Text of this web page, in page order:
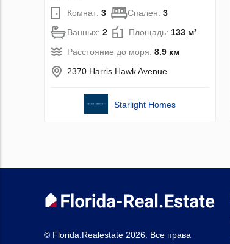
Комнат: 3 Спален: 3
Ванных: 2 Площадь: 133 м²
Расстояние до моря: 8.9 км
2370 Harris Hawk Avenue
Starlight Homes
© Florida.Realestate 2026. Все права